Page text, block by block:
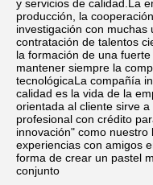
y servicios de calidad.La
producción, la
investigación con
contratación de talentos
la formación de una
mantener siempre la
tecnológicaLa compañía
calidad es la vida de la
orientada al cliente sirve
profesional con crédito
innovación" como
experiencias con amigos
forma de crear un pastel
conjunto